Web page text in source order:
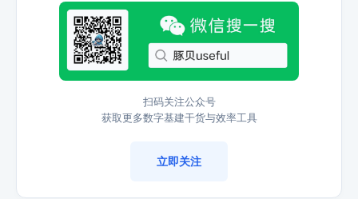
扫码关注公众号
获取更多数字基建干货与效率工具
立即关注